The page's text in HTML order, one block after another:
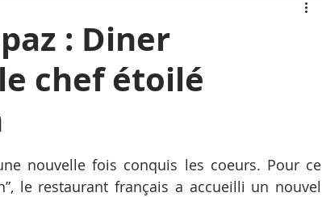
: Diner
chef étoilé
nouvelle fois conquis les coeurs. Pour ce
le restaurant français a accueilli un nouvel